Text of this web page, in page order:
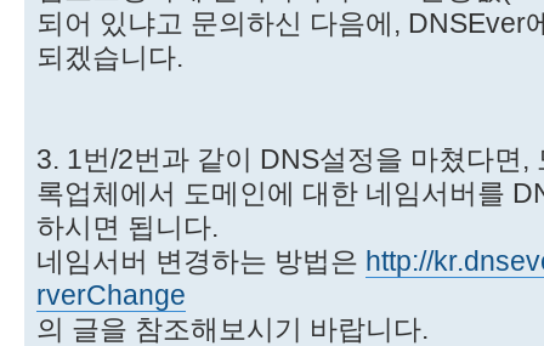
되어 있냐고 문의하신 다음에, DNSEver
되겠습니다.
3. 1번/2번과 같이 DNS설정을 마쳤다면,
록업체에서 도메인에 대한 네임서버를
하시면 됩니다.
네임서버 변경하는 방법은 http://
rverChange
의 글을 참조해보시기 바랍니다.